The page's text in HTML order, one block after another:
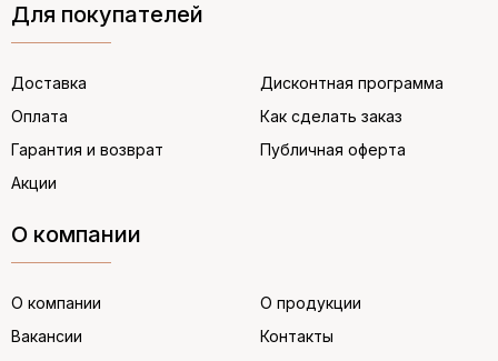
Для покупателей
Доставка
Оплата
Гарантия и возврат
Акции
Дисконтная программа
Как сделать заказ
Публичная оферта
О компании
О компании
Вакансии
О продукции
Контакты